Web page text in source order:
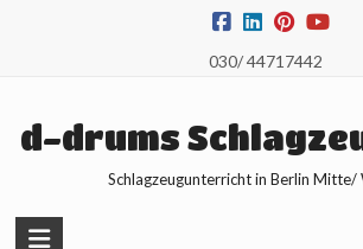
030/ 44717442
d-drums
Schlagzeugunterricht in Berlin Mitte/